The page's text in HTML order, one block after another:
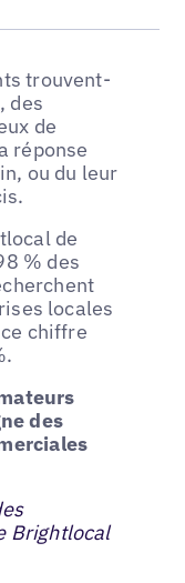
trouvent-
des
de
réponse
ou du leur
de
% des
locales
chiffre
des
Brightlocal